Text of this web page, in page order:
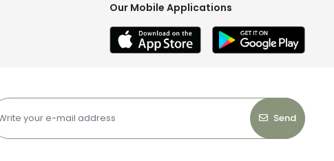
Our Mobile Applications
Send